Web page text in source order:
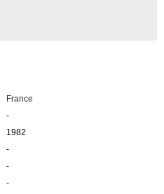
France
-
1982
-
-
-